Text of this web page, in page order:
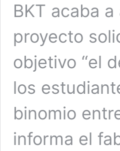
BKT acaba
proyecto
objetivo “el
los
binomio
informa el